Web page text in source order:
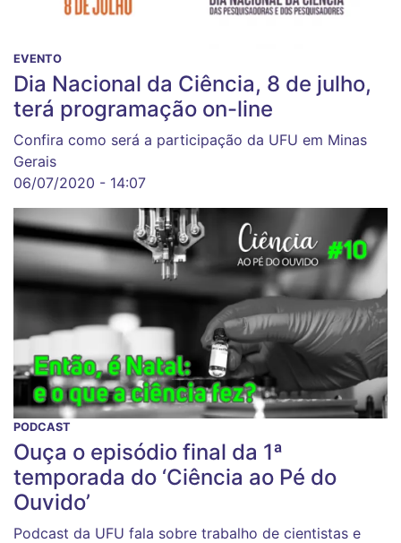
EVENTO
Dia Nacional da Ciência, 8 de julho,
terá programação on-line
Confira como será a participação da UFU em Minas
Gerais
06/07/2020 - 14:07
PODCAST
Ouça o episódio final da 1ª
temporada do ‘Ciência ao Pé do
Ouvido’
Podcast da UFU fala sobre trabalho de cientistas e